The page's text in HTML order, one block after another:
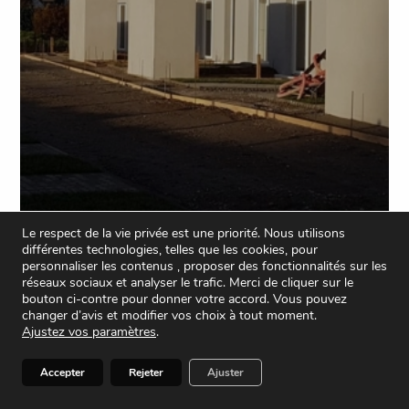
21 logements « Le Bois de la cour »
– Saint Malo de Guersac
Le respect de la vie privée est une priorité. Nous utilisons
différentes technologies, telles que les cookies, pour
personnaliser les contenus , proposer des fonctionnalités sur les
réseaux sociaux et analyser le trafic. Merci de cliquer sur le
bouton ci-contre pour donner votre accord. Vous pouvez
changer d’avis et modifier vos choix à tout moment.
Ajustez vos paramètres.
Accepter Rejeter Ajuster